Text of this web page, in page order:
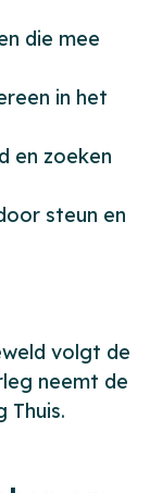
die mee
in het
en zoeken
steun en
volgt de
neemt de
Thuis.